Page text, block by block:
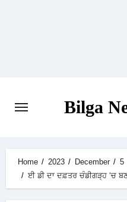
Bilga
Home 2023 December
5
ਈ ਡੀ ਦਾ ਦਫ਼ਤਰ ਚੰਡੀਗੜ੍ਹ ‘ਚ